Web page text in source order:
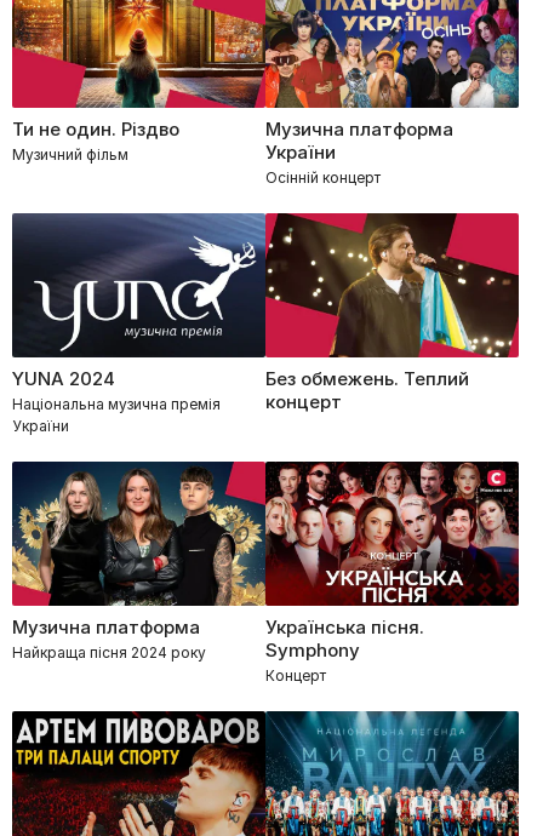
Ти не один. Різдво
Музичний фільм
Музична платформа
України
Осінній концерт
YUNA 2024
Національна музична премія
України
Без обмежень. Теплий
концерт
Музична платформа
Найкраща пісня 2024 року
Українська пісня.
Symphony
Концерт